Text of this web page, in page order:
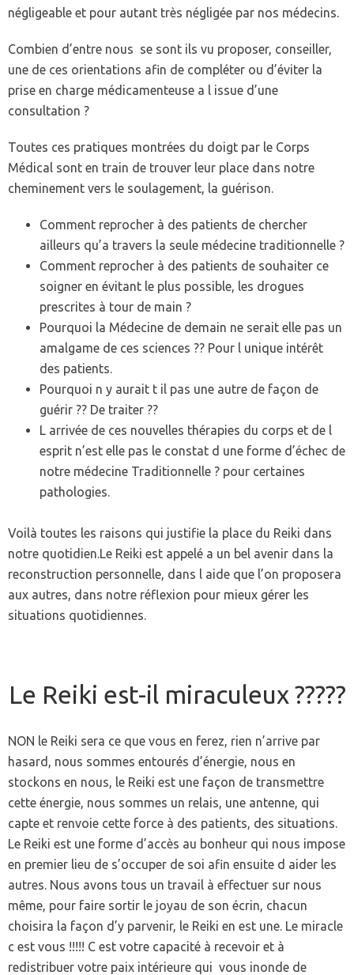
négligeable et pour autant très négligée par nos médecins.
Combien d’entre nous se sont ils vu proposer, conseiller,
une de ces orientations afin de compléter ou d’éviter la
prise en charge médicamenteuse a l issue d’une
consultation ?
Toutes ces pratiques montrées du doigt par le Corps
Médical sont en train de trouver leur place dans notre
cheminement vers le soulagement, la guérison.
Comment reprocher à des patients de chercher
ailleurs qu’a travers la seule médecine traditionnelle ?
Comment reprocher à des patients de souhaiter ce
soigner en évitant le plus possible, les drogues
prescrites à tour de main ?
Pourquoi la Médecine de demain ne serait elle pas un
amalgame de ces sciences ?? Pour l unique intérêt
des patients.
Pourquoi n y aurait t il pas une autre de façon de
guérir ?? De traiter ??
L arrivée de ces nouvelles thérapies du corps et de l
esprit n’est elle pas le constat d une forme d’échec de
notre médecine Traditionnelle ? pour certaines
pathologies.
Voilà toutes les raisons qui justifie la place du Reiki dans
notre quotidien.Le Reiki est appelé a un bel avenir dans la
reconstruction personnelle, dans l aide que l’on proposera
aux autres, dans notre réflexion pour mieux gérer les
situations quotidiennes.
Le Reiki est-il miraculeux ?????
NON le Reiki sera ce que vous en ferez, rien n’arrive par
hasard, nous sommes entourés d’énergie, nous en
stockons en nous, le Reiki est une façon de transmettre
cette énergie, nous sommes un relais, une antenne, qui
capte et renvoie cette force à des patients, des situations.
Le Reiki est une forme d’accès au bonheur qui nous impose
en premier lieu de s’occuper de soi afin ensuite d aider les
autres. Nous avons tous un travail à effectuer sur nous
même, pour faire sortir le joyau de son écrin, chacun
choisira la façon d’y parvenir, le Reiki en est une. Le miracle
c est vous !!!!! C est votre capacité à recevoir et à
redistribuer votre paix intérieure qui vous inonde de